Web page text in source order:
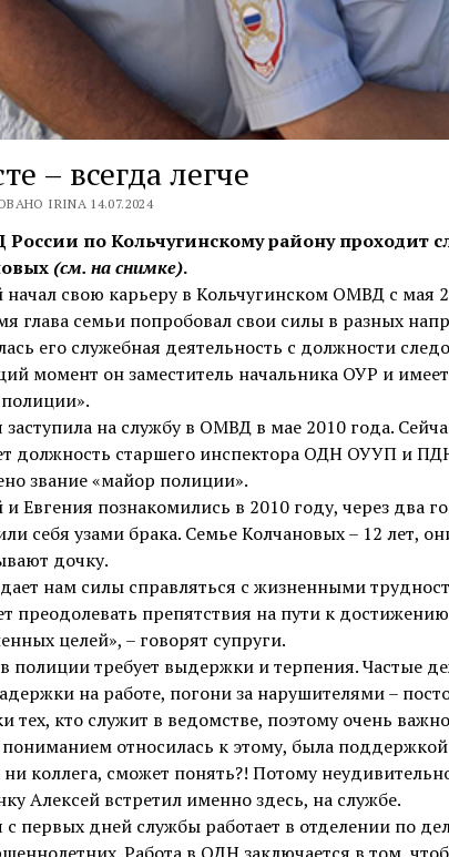
– всегда легче
IRINA 14.07.2024
по Кольчугинскому району проходит
(см. на снимке).
начал свою карьеру в Кольчугинском ОМВД с мая
глава семьи попробовал свои силы в разных
его служебная деятельность с должности
момент он заместитель начальника ОУР и
заступила на службу в ОМВД в мае 2010 года.
должность старшего инспектора ОДН ОУУП и
звание «майор полиции».
и Евгения познакомились в 2010 году, через два
себя узами брака. Семье Колчановых – 12 лет,
дочку.
нам силы справляться с жизненными
преодолевать препятствия на пути к достижению
целей», – говорят супруги.
полиции требует выдержки и терпения. Частые
на работе, погони за нарушителями –
тех, кто служит в ведомстве, поэтому очень
относилась к этому, была
ни коллега, сможет понять?! Потому
Алексей встретил именно здесь, на службе.
с первых дней службы работает в отделении по
Работа в ОДН заключается в том,